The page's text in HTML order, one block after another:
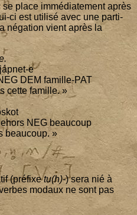
se place immé­dia­te­ment après
ci est uti­li­sé avec une par­ti­
néga­tion vient après la
DEM famille-PAT
cette famille. »
NEG beaucoup
beaucoup. »
(pré­fixetu(h)-) sera nié à
modaux ne sont pas